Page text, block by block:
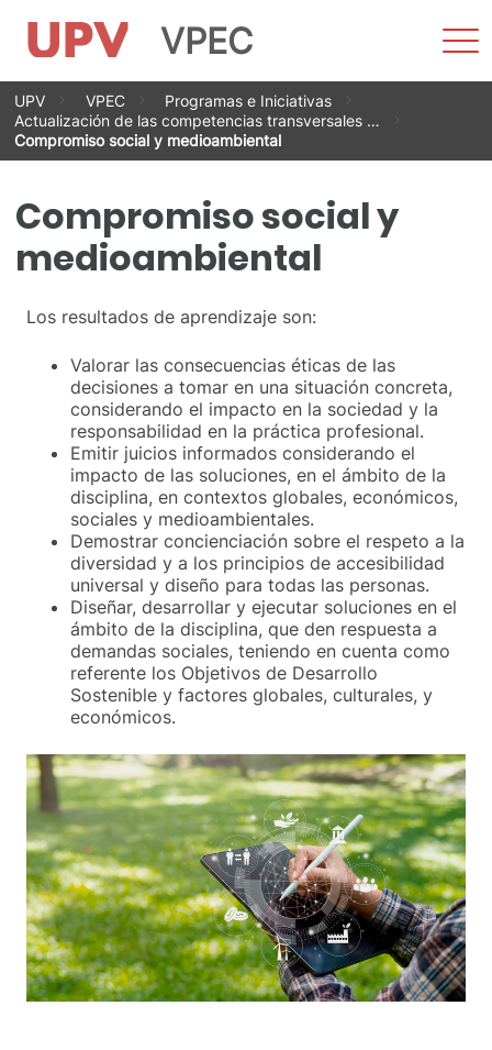
Saltar
contenido
VPEC
UPV VPEC
Programas e Iniciativas
Actualización de las competencias transversales …
Compromiso social y medioambiental
Compromiso social y
medioambiental
Los resultados de aprendizaje son:
Valorar las consecuencias éticas de las
decisiones a tomar en una situación concreta,
considerando el impacto en la sociedad y la
responsabilidad en la práctica profesional.
Emitir juicios informados considerando el
impacto de las soluciones, en el ámbito de la
disciplina, en contextos globales, económicos,
sociales y medioambientales.
Demostrar concienciación sobre el respeto a la
diversidad y a los principios de accesibilidad
universal y diseño para todas las personas.
Diseñar, desarrollar y ejecutar soluciones en el
ámbito de la disciplina, que den respuesta a
demandas sociales, teniendo en cuenta como
referente los Objetivos de Desarrollo
Sostenible y factores globales, culturales, y
económicos.